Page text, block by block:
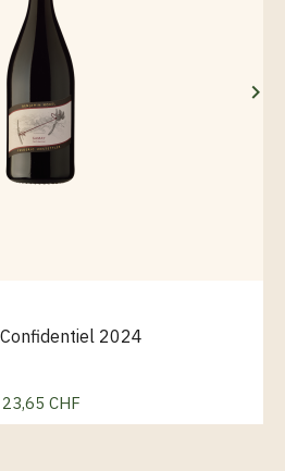
2024
Preis
23,65 CHF
